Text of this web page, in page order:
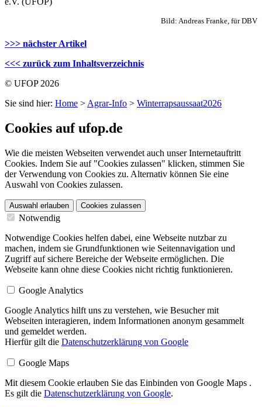
Bild: Andreas Franke, für DBV
>>> nächster Artikel
<<< zurück zum Inhaltsverzeichnis
© UFOP 2026
Sie sind hier: Home > Agrar-Info > Winterrapsaussaat2026
Cookies auf ufop.de
Wie die meisten Webseiten verwendet auch unser Internetauftritt
Cookies. Indem Sie auf "Cookies zulassen" klicken, stimmen Sie
der Verwendung von Cookies zu. Alternativ können Sie eine
Auswahl von Cookies zulassen.
Auswahl erlauben Cookies zulassen
Notwendig
Notwendige Cookies helfen dabei, eine Webseite nutzbar zu
machen, indem sie Grundfunktionen wie Seitennavigation und
Zugriff auf sichere Bereiche der Webseite ermöglichen. Die
Webseite kann ohne diese Cookies nicht richtig funktionieren.
Google Analytics
Google Analytics hilft uns zu verstehen, wie Besucher mit
Webseiten interagieren, indem Informationen anonym gesammelt
und gemeldet werden.
Hierfür gilt die Datenschutzerklärung von Google
Google Maps
Mit diesem Cookie erlauben Sie das Einbinden von Google Maps .
Es gilt die Datenschutzerklärung von Google.